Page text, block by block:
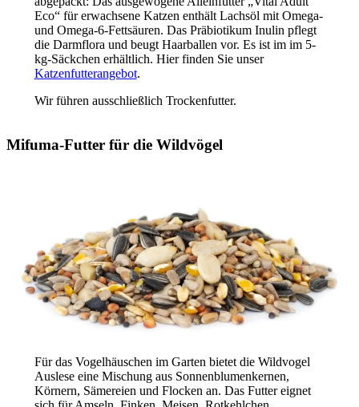
Eco“ für erwachsene Katzen enthält Lachsöl mit Omega-
und Omega-6-Fettsäuren. Das Präbiotikum Inulin pflegt
die Darmflora und beugt Haarballen vor. Es ist im im 5-
kg-Säckchen erhältlich. Hier finden Sie unser
Katzenfutterangebot.
Wir führen ausschließlich Trockenfutter.
Mifuma-Futter für die Wildvögel
Für das Vogelhäuschen im Garten bietet die Wildvogel
Auslese eine Mischung aus Sonnenblumenkernen,
Körnern, Sämereien und Flocken an. Das Futter eignet